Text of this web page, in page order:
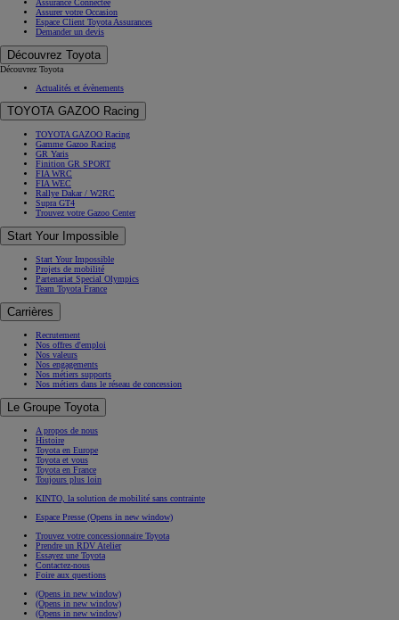
Assurer votre Occasion
Espace Client Toyota Assurances
Demander un devis
Découvrez Toyota
Découvrez Toyota
Actualités et évènements
TOYOTA GAZOO Racing
TOYOTA GAZOO Racing
Gamme Gazoo Racing
GR Yaris
Finition GR SPORT
FIA WRC
FIA WEC
Rallye Dakar / W2RC
Supra GT4
Trouvez votre Gazoo Center
Start Your Impossible
Start Your Impossible
Projets de mobilité
Partenariat Special Olympics
Team Toyota France
Carrières
Recrutement
Nos offres d'emploi
Nos valeurs
Nos engagements
Nos métiers supports
Nos métiers dans le réseau de concession
Le Groupe Toyota
A propos de nous
Histoire
Toyota en Europe
Toyota et vous
Toyota en France
Toujours plus loin
KINTO, la solution de mobilité sans contrainte
Espace Presse (Opens in new window)
Trouvez votre concessionnaire Toyota
Prendre un RDV Atelier
Essayez une Toyota
Contactez-nous
Foire aux questions
(Opens in new window)
(Opens in new window)
(Opens in new window)